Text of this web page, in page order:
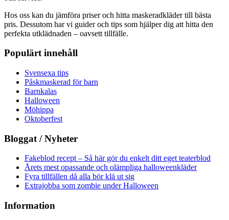
Hos oss kan du jämföra priser och hitta maskeradkläder till bästa
pris. Dessutom har vi guider och tips som hjälper dig att hitta den
perfekta utklädnaden – oavsett tillfälle.
Populärt innehåll
Svensexa tips
Påskmaskerad för barn
Barnkalas
Halloween
Möhippa
Oktoberfest
Bloggat / Nyheter
Fakeblod recept – Så här gör du enkelt ditt eget teaterblod
Årets mest opassande och olämpliga halloweenkläder
Fyra tillfällen då alla bör klä ut sig
Extrajobba som zombie under Halloween
Information